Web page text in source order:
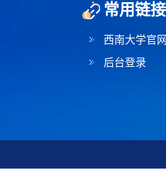
常用链接
西南大学官
后台登录